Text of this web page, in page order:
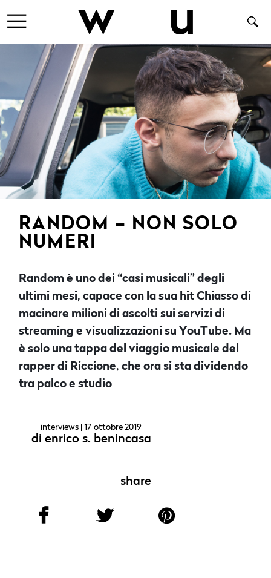
RANDOM – NON SOLO
NUMERI
Random è uno dei “casi musicali” degli
ultimi mesi, capace con la sua hit Chiasso di
macinare milioni di ascolti sui servizi di
streaming e visualizzazioni su YouTube. Ma
è solo una tappa del viaggio musicale del
rapper di Riccione, che ora si sta dividendo
tra palco e studio
interviews | 17 ottobre 2019
di enrico s. benincasa
share